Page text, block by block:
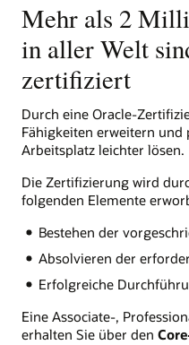
Mehr als 2
in aller Welt
zertifiziert
Durch eine Oracle-
Fähigkeiten erweitern und
Arbeitsplatz leichter lösen.
Die Zertifizierung wird
folgenden Elemente
Bestehen der
Absolvieren der
Erfolgreiche
Eine Associate-,
erhalten Sie über den